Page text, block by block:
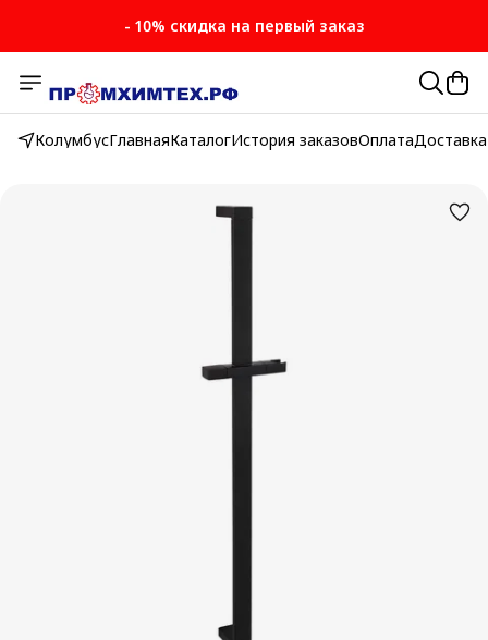
- 10% скидка на первый заказ
КолумбусГлавнаяКаталогИстория заказовОплатаДоставка